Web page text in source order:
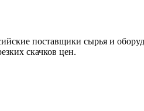
поставщики сырья и
скачков цен.